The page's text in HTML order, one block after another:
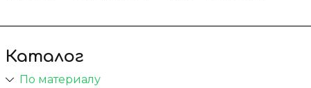
Каталог
По материалу